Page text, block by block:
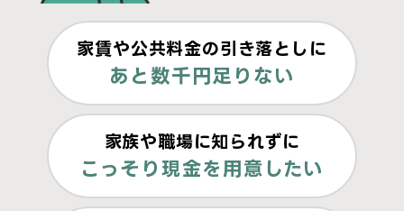
家賃や公共料金の引き落としに
あと数千円足りない
家族や職場に知られずに
こっそり現金を用意したい